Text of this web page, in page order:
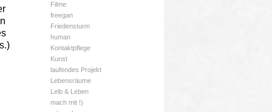
Filme
freegan
Friedensturm
human
Kontaktpflege
Kunst
laufendes Projekt
Lebensräume
Leib & Leben
mach mit !)